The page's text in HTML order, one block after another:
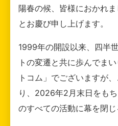
陽春の候、皆様におかれ
とお慶び申し上げます。
1999年の開設以来、四半
トの変遷と共に歩んでま
トコム」でございますが
り、2026年2月末日をも
のすべての活動に幕を閉じ